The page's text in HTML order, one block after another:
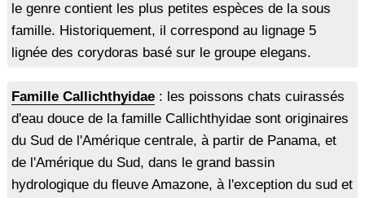
le genre contient les plus petites espèces de la sous
famille. Historiquement, il correspond au lignage 5
lignée des corydoras basé sur le groupe elegans.
Famille Callichthyidae: les poissons chats cuirassés
d'eau douce de la famille Callichthyidae sont originaires
du Sud de l'Amérique centrale, à partir de Panama, et
de l'Amérique du Sud, dans le grand bassin
hydrologique du fleuve Amazone, à l'exception du sud et